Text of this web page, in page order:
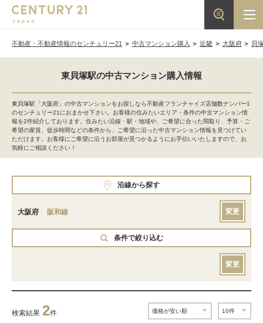
不動産・不動産情報のセンチュリー21 中古マンション購入 近畿 大阪府 貝
東貝塚駅の中古マンション購入情報
東貝塚駅「大阪府」の中古マンションをお探しなら不動産フランチャイズ店舗数ナンバー1
のセンチュリー21におまかせ下さい。お客様の住みたいエリア・条件の中古マンション情
報を2件紹介しております。住みたい沿線・駅・地域や、ご希望に合った間取り、予算・ご
希望の家賃、徒歩時間などの条件から、ご希望に沿った中古マンション情報を見つけてい
ただけます。お客様にご希望に沿うお部屋が見つかるようにお手伝いいたしますので、お
気軽にご相談ください！
沿線から探す
大阪府 阪和線 変更
条件で絞り込む
変更
検索結果 2件